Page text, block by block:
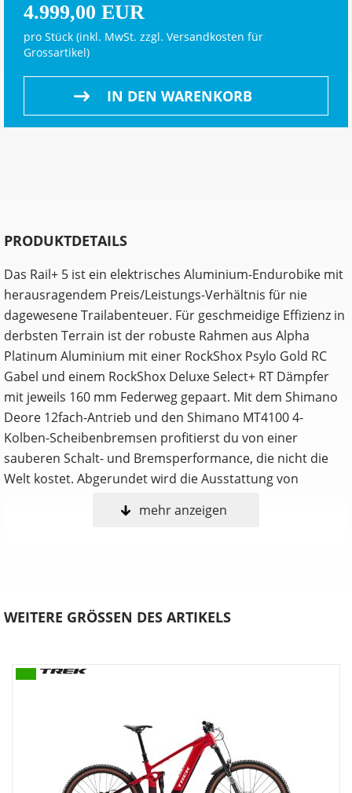
4.999,00 EUR
pro Stück (inkl. MwSt. zzgl. Versandkosten für
Grossartikel)
IN DEN WARENKORB
PRODUKTDETAILS
Das Rail+ 5 ist ein elektrisches Aluminium-Endurobike mit
herausragendem Preis/Leistungs-Verhältnis für nie
dagewesene Trailabenteuer. Für geschmeidige Effizienz in
derbsten Terrain ist der robuste Rahmen aus Alpha
Platinum Aluminium mit einer RockShox Psylo Gold RC
Gabel und einem RockShox Deluxe Select+ RT Dämpfer
mit jeweils 160 mm Federweg gepaart. Mit dem Shimano
Deore 12fach-Antrieb und den Shimano MT4100 4-
Kolben-Scheibenbremsen profitierst du von einer
sauberen Schalt- und Bremsperformance, die nicht die
Welt kostet. Abgerundet wird die Ausstattung von
… du ein leistungsstarkes E-Mountainbike willst, das vor
Drehmoment samt abnehmbarem, integriertem RIB 2.0
Gabel mit 160 mm Federweg, DebonAir Federung, Isolator
RC Dämpfer sowie einen RockShox Deluxe Select+ RT
Dämpfer mit ebenfalls 160 mm Federweg. Eine Shimano
Deore 12-Gang-Schaltung, eine Variosattelstütze,
mehr anzeigen
WEITERE GRÖSSEN DES ARTIKELS